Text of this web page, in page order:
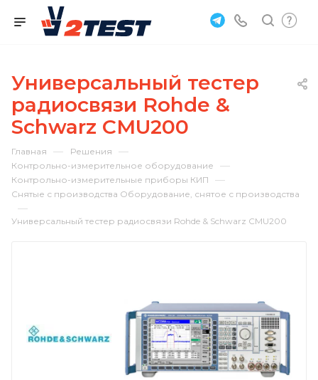
Универсальный тестер
радиосвязи Rohde &
Schwarz CMU200
Главная — Решения —
Контрольно-измерительное оборудование —
Контрольно-измерительные приборы КИП —
Снятые с производства Оборудование, снятое с производства
—
Универсальный тестер радиосвязи Rohde & Schwarz CMU200